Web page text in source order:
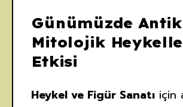
Günümüzde Antik
Mitolojik
Etkisi
Heykel ve Figür Sanatı için